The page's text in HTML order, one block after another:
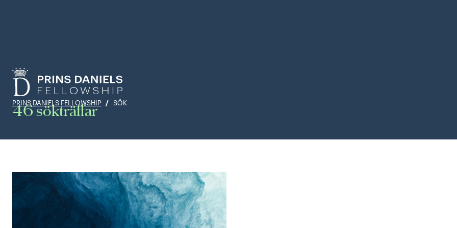
PRINS DANIELS FELLOWSHIP SÖK
46 sökträffar
Search results updatedresults with filter x x